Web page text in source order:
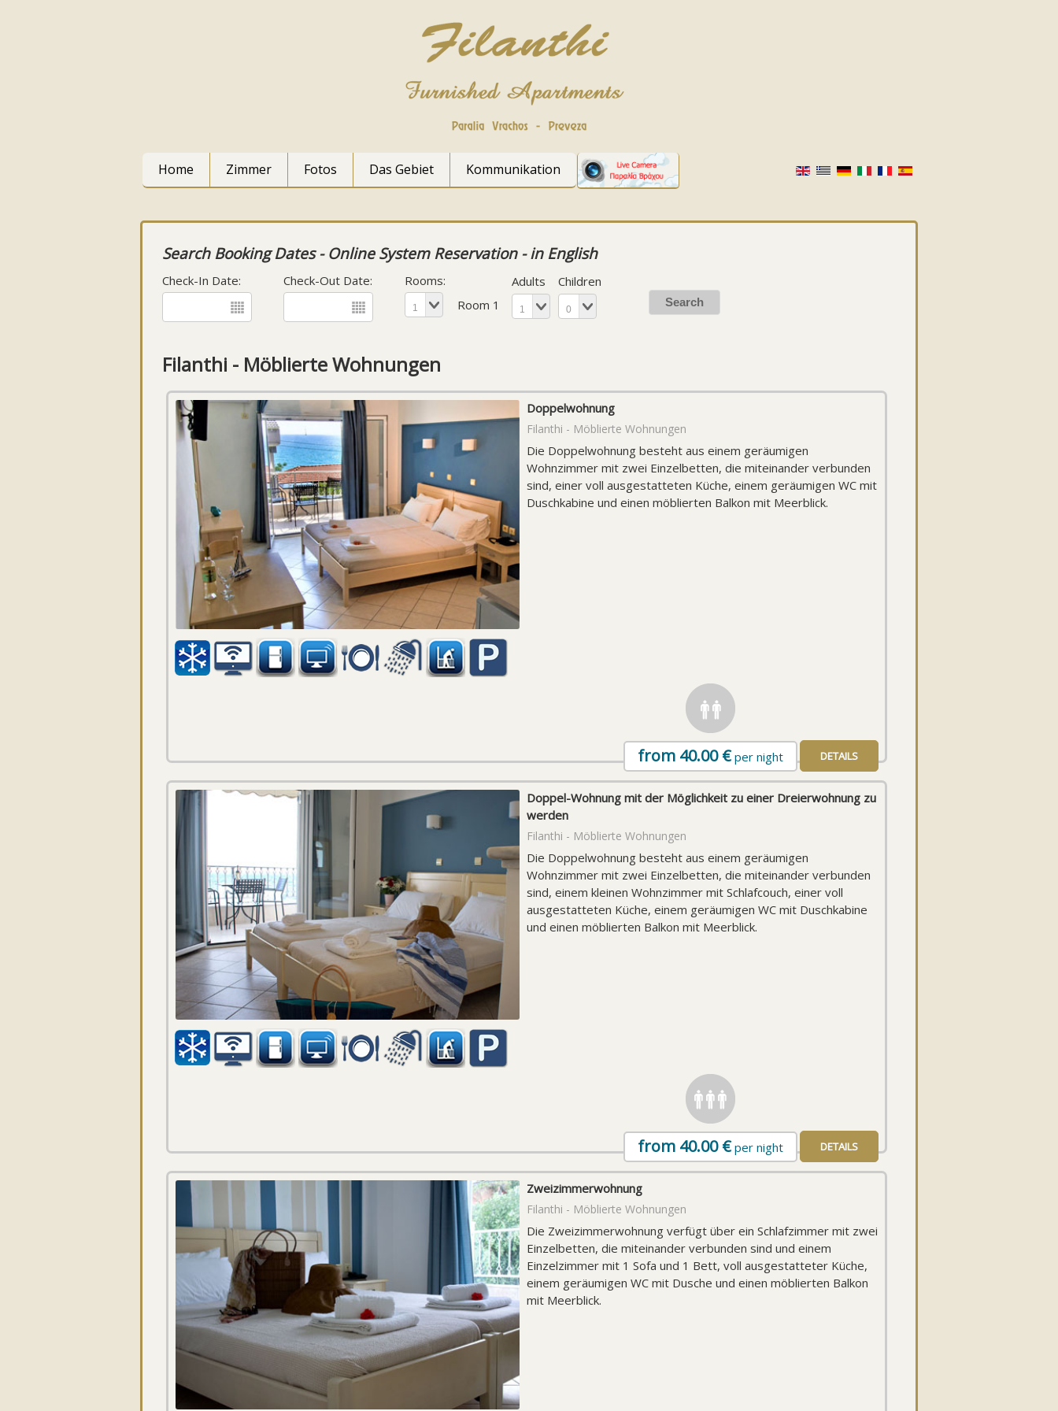
Home Zimmer Fotos Das Gebiet Kommunikation
Search Booking Dates - Online System Reservation - in English
Check-In Date: Check-Out Date:
Rooms:
Room 1
Adults Children
Filanthi - Möblierte Wohnungen
Doppelwohnung
Filanthi - Möblierte Wohnungen
Die Doppelwohnung besteht aus einem geräumigen
Wohnzimmer mit zwei Einzelbetten, die miteinander verbunden
sind, einer voll ausgestatteten Küche, einem geräumigen WC mit
Duschkabine und einen möblierten Balkon mit Meerblick.
from 40.00 € per night DETAILS
Doppel-Wohnung mit der Möglichkeit zu einer Dreierwohnung zu
werden
Filanthi - Möblierte Wohnungen
Die Doppelwohnung besteht aus einem geräumigen
Wohnzimmer mit zwei Einzelbetten, die miteinander verbunden
sind, einem kleinen Wohnzimmer mit Schlafcouch, einer voll
ausgestatteten Küche, einem geräumigen WC mit Duschkabine
und einen möblierten Balkon mit Meerblick.
from 40.00 € per night DETAILS
Zweizimmerwohnung
Filanthi - Möblierte Wohnungen
Die Zweizimmerwohnung verfügt über ein Schlafzimmer mit zwei
Einzelbetten, die miteinander verbunden sind und einem
Einzelzimmer mit 1 Sofa und 1 Bett, voll ausgestatteter Küche,
einem geräumigen WC mit Dusche und einen möblierten Balkon
mit Meerblick.